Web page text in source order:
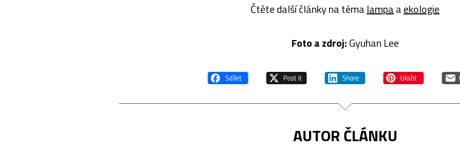
Čtěte další články na téma lampaaekologie
Foto a zdroj:Gyuhan Lee
AUTOR ČLÁNKU